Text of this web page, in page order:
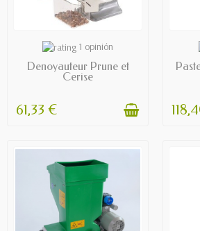
1 opinión
Denoyauteur Prune et
Cerise
61,33 €